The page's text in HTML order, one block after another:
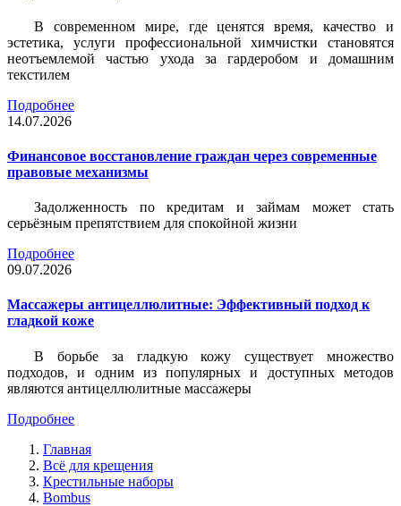
В современном мире, где ценятся время, качество и
эстетика, услуги профессиональной химчистки становятся
неотъемлемой частью ухода за гардеробом и домашним
текстилем
Подробнее
14.07.2026
Финансовое восстановление граждан через современные
правовые механизмы
Задолженность по кредитам и займам может стать
серьёзным препятствием для спокойной жизни
Подробнее
09.07.2026
Массажеры антицеллюлитные: Эффективный подход к
гладкой коже
В борьбе за гладкую кожу существует множество
подходов, и одним из популярных и доступных методов
являются антицеллюлитные массажеры
Подробнее
Главная
Всё для крещения
Крестильные наборы
Bombus